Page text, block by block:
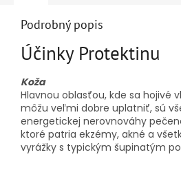
Podrobný popis
Účinky Protektinu
Koža
Hlavnou oblasťou, kde sa hojivé
môžu veľmi dobre uplatniť, sú
energetickej nerovnováhy
ktoré patria ekzémy, akné a
vyrážky s typickým šupinatým